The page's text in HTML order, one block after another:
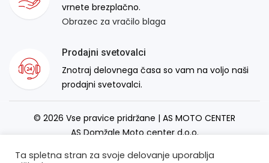
vrnete brezplačno.
Obrazec za vračilo blaga
Prodajni svetovalci
Znotraj delovnega časa so vam na voljo naši
prodajni svetovalci.
© 2026 Vse pravice pridržane | AS MOTO CENTER
AS Domžale Moto center d.o.o.
Ta spletna stran za svoje delovanje uporablja